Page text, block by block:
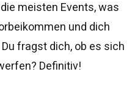
meisten Events, was
und dich
fragst dich, ob es sich
Definitiv!